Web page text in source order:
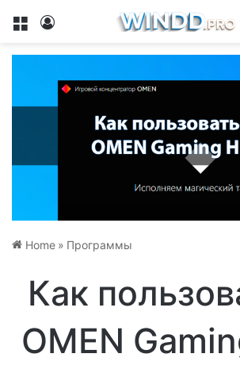
Menu
Home » Программы
Как
OMEN